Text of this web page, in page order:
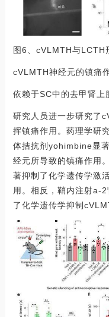
图6、cVLMTH与LCTH
cVLMTH神经元的镇痛
依赖于SC中的去甲肾上
研究人员进一步研究了
挥镇痛作用。药理学研
体拮抗剂yohimbine显
经元所导致的镇痛作用
著抑制了化学遗传学激
用。相反，鞘内注射a-
了化学遗传学抑制